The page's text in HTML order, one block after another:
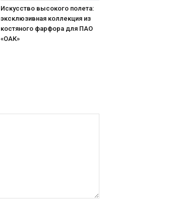
Искусство высокого полета:
эксклюзивная коллекция из
костяного фарфора для ПАО
«ОАК»